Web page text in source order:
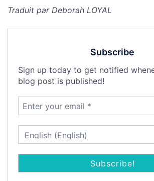
Traduit par Deborah LOYAL
Subscribe
Sign up today to get notified
blog post is published!